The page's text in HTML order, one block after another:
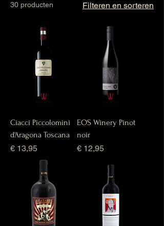
30 producten Filteren en sorteren
Ciacci Piccolomini
d'Aragona Toscana
Prijs
€ 13,95
EOS Winery Pinot
noir
Prijs
€ 12,95